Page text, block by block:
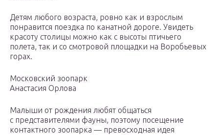
Детям любого возраста, ровно как и взрослым
понравится поездка по канатной дороге. Увидеть
красоту столицы можно как с высоты птичьего
полета, так и со смотровой площадки на Воробьевых
горах.
Московский зоопарк
Анастасия Орлова
Малыши от рождения любят общаться
с представителями фауны, поэтому посещение
контактного зоопарка — превосходная идея